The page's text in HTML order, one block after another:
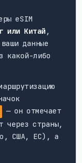
eSIM
или Китай ,
данные
какой-либо
— он отмечает
через страны,
США, ЕС), а